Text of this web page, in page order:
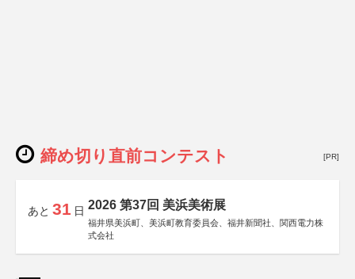
締め切り直前コンテスト [PR]
あと 31 日 2026 第37回 美浜美術展
福井県美浜町、美浜町教育委員会、福井新聞社、関西電力株
式会社